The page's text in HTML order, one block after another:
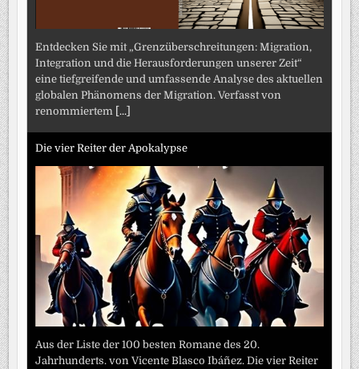
Entdecken Sie mit „Grenzüberschreitungen: Migration,
Integration und die Herausforderungen unserer Zeit“
eine tiefgreifende und umfassende Analyse des aktuellen
globalen Phänomens der Migration. Verfasst von
renommiertem [...]
Die vier Reiter der Apokalypse
Aus der Liste der 100 besten Romane des 20.
Jahrhunderts. von Vicente Blasco Ibáñez. Die vier Reiter